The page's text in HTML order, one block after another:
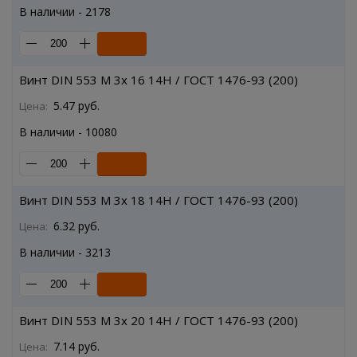
В наличии - 2178
Винт DIN 553 M 3x 16 14H / ГОСТ 1476-93 (200)
Цена: 5.47 руб.
В наличии - 10080
Винт DIN 553 M 3x 18 14H / ГОСТ 1476-93 (200)
Цена: 6.32 руб.
В наличии - 3213
Винт DIN 553 M 3x 20 14H / ГОСТ 1476-93 (200)
Цена: 7.14 руб.